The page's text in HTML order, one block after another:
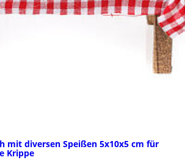
mit diversen Speißen 5x10x5 cm für
Krippe